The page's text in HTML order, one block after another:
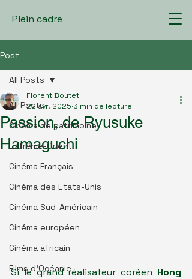
Plein cadre
Post
All Posts
Cinéma de patrimoine
Extrême-Orient
Cinéma Français
Cinéma des Etats-Unis
Cinéma Sud-Américain
Cinéma européen
Cinéma africain
Films d'Océanie
All Posts
Passion, de Ryusuke
Hamaguchi
Florent Boutet
22 avr. 2025 3 min de lecture
Si le grand réalisateur coréen Hong